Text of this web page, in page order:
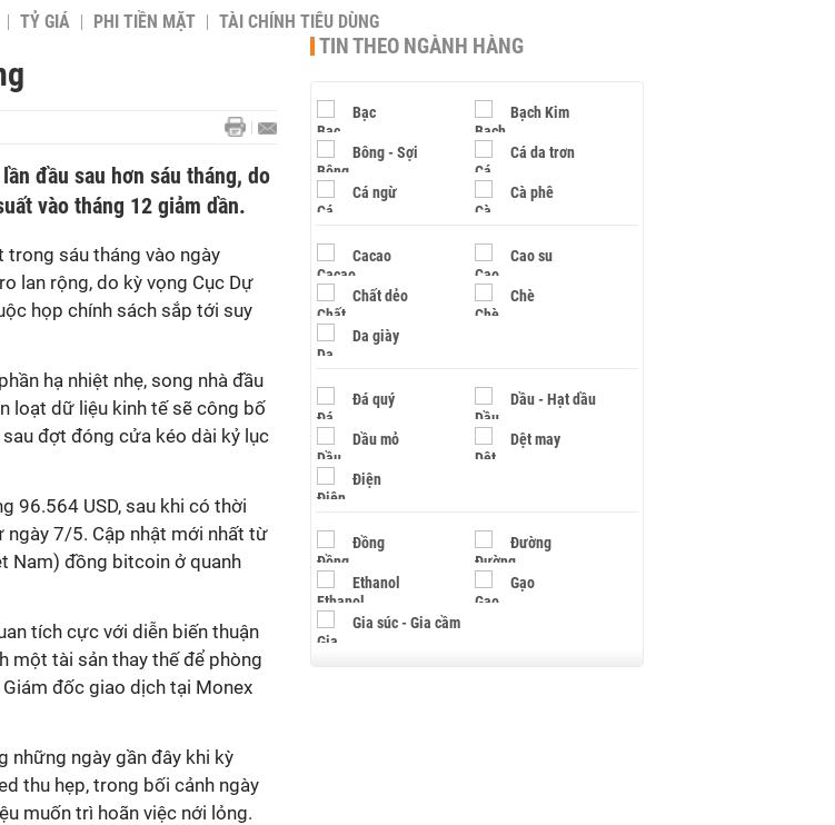
TỶ GIÁ PHI TIỀN MẶT TÀI CHÍNH TIÊU DÙNG
đầu sau hơn sáu tháng, do
vào tháng 12 giảm dần.
sáu tháng vào ngày
lan rộng, do kỳ vọng Cục Dự
họp chính sách sắp tới suy
hạ nhiệt nhẹ, song nhà đầu
loạt dữ liệu kinh tế sẽ công bố
đợt đóng cửa kéo dài kỷ lục
96.564 USD, sau khi có thời
ngày 7/5. Cập nhật mới nhất từ
Nam) đồng bitcoin ở quanh
tích cực với diễn biến thuận
một tài sản thay thế để phòng
đốc giao dịch tại Monex
những ngày gần đây khi kỳ
thu hẹp, trong bối cảnh ngày
muốn trì hoãn việc nới lỏng.
TIN THEO NGÀNH HÀNG
Bạc Bạch Kim
Bông - Sợi Cá da trơn
Cá ngừ Cà phê
Cacao Cao su
Chất dẻo Chè
Da giày
Đá quý Dầu - Hạt dầu
Dầu mỏ Dệt may
Điện
Đồng Đường
Ethanol Gạo
Gia súc - Gia cầm